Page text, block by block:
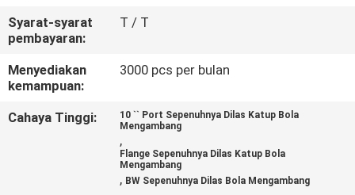
HUBUNGI
KAMI
BLOG
Syarat-syarat
pembayaran:
T / T
Menyediakan
kemampuan:
3000 pcs per bulan
Cahaya Tinggi:
10 `` Port Sepenuhnya Dilas Katup Bola
Mengambang
,
Flange Sepenuhnya Dilas Katup Bola
Mengambang
, BW Sepenuhnya Dilas Bola Mengambang